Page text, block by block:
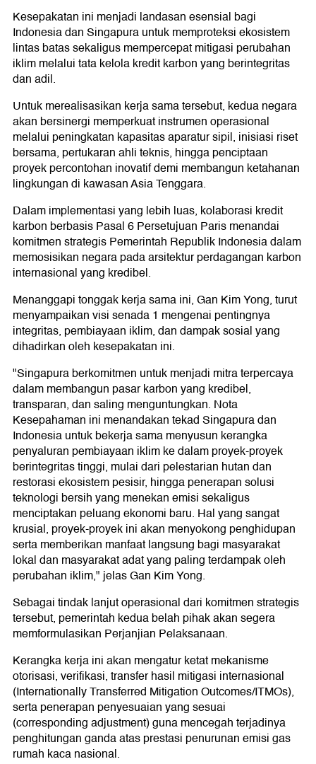
Kesepakatan ini menjadi landasan esensial bagi
Indonesia dan Singapura untuk memproteksi ekosistem
lintas batas sekaligus mempercepat mitigasi perubahan
iklim melalui tata kelola kredit karbon yang berintegritas
dan adil.
Untuk merealisasikan kerja sama tersebut, kedua negara
akan bersinergi memperkuat instrumen operasional
melalui peningkatan kapasitas aparatur sipil, inisiasi riset
bersama, pertukaran ahli teknis, hingga penciptaan
proyek percontohan inovatif demi membangun ketahanan
lingkungan di kawasan Asia Tenggara.
Dalam implementasi yang lebih luas, kolaborasi kredit
karbon berbasis Pasal 6 Persetujuan Paris menandai
komitmen strategis Pemerintah Republik Indonesia dalam
memosisikan negara pada arsitektur perdagangan karbon
internasional yang kredibel.
Menanggapi tonggak kerja sama ini, Gan Kim Yong, turut
menyampaikan visi senada 1 mengenai pentingnya
integritas, pembiayaan iklim, dan dampak sosial yang
dihadirkan oleh kesepakatan ini.
"Singapura berkomitmen untuk menjadi mitra terpercaya
dalam membangun pasar karbon yang kredibel,
transparan, dan saling menguntungkan. Nota
Kesepahaman ini menandakan tekad Singapura dan
Indonesia untuk bekerja sama menyusun kerangka
penyaluran pembiayaan iklim ke dalam proyek-proyek
berintegritas tinggi, mulai dari pelestarian hutan dan
restorasi ekosistem pesisir, hingga penerapan solusi
teknologi bersih yang menekan emisi sekaligus
menciptakan peluang ekonomi baru. Hal yang sangat
krusial, proyek-proyek ini akan menyokong penghidupan
serta memberikan manfaat langsung bagi masyarakat
lokal dan masyarakat adat yang paling terdampak oleh
perubahan iklim," jelas Gan Kim Yong.
Sebagai tindak lanjut operasional dari komitmen strategis
tersebut, pemerintah kedua belah pihak akan segera
memformulasikan Perjanjian Pelaksanaan.
Kerangka kerja ini akan mengatur ketat mekanisme
otorisasi, verifikasi, transfer hasil mitigasi internasional
(Internationally Transferred Mitigation Outcomes/ITMOs),
serta penerapan penyesuaian yang sesuai
(corresponding adjustment) guna mencegah terjadinya
penghitungan ganda atas prestasi penurunan emisi gas
rumah kaca nasional.